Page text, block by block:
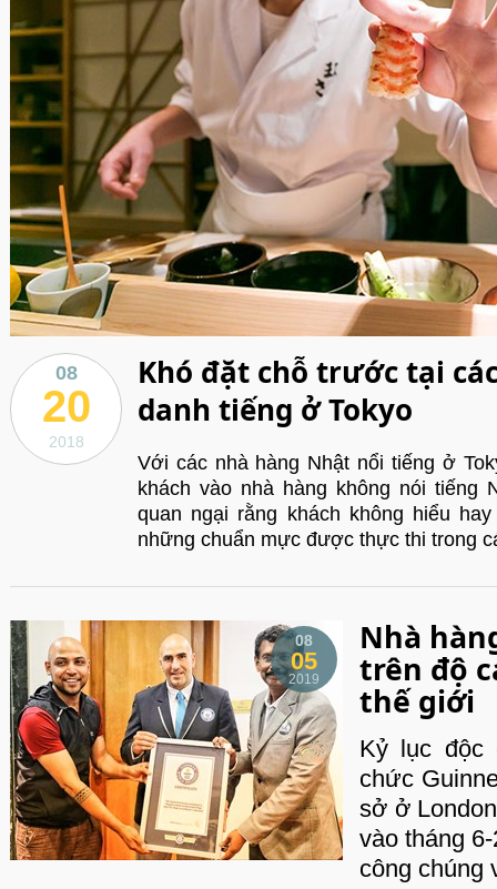
08
20
2018
Khó đặt chỗ trước tại
danh tiếng ở Tokyo
Với các nhà hàng Nhật nổi tiếng ở
khách vào nhà hàng không nói tiếng
quan ngại rằng khách không hiểu
những chuẩn mực được thực thi trong
08
05
2019
Nhà
trên độ
thế giới
Kỷ lục độc
chức
sở ở
vào tháng
công chúng